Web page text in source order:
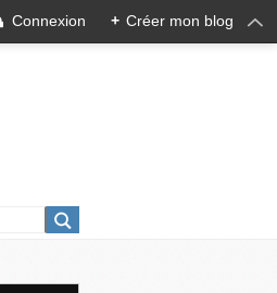
Connexion + Créer mon blog